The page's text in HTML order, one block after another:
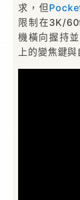
求，但
限制在3K/
機橫向握持
上的變焦鍵與